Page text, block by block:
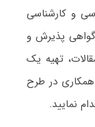
و کارشناسی
گواهی پذیرش و
تهیه یک
همکاری در طرح
نمایید.